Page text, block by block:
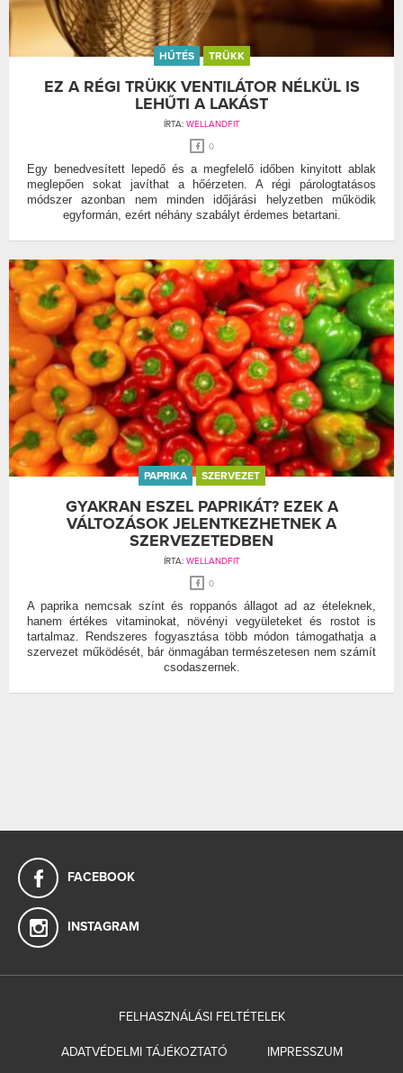
HŰTÉS TRÜKK
EZ A RÉGI TRÜKK VENTILÁTOR NÉLKÜL IS
LEHŰTI A LAKÁST
ÍRTA: WELLANDFIT
0
Egy benedvesített lepedő és a megfelelő időben kinyitott ablak
meglepően sokat javíthat a hőérzeten. A régi párologtatásos
módszer azonban nem minden időjárási helyzetben működik
egyformán, ezért néhány szabályt érdemes betartani.
PAPRIKA SZERVEZET
GYAKRAN ESZEL PAPRIKÁT? EZEK A
VÁLTOZÁSOK JELENTKEZHETNEK A
SZERVEZETEDBEN
ÍRTA: WELLANDFIT
0
A paprika nemcsak színt és roppanós állagot ad az ételeknek,
hanem értékes vitaminokat, növényi vegyületeket és rostot is
tartalmaz. Rendszeres fogyasztása több módon támogathatja a
szervezet működését, bár önmagában természetesen nem számít
csodaszernek.
FACEBOOK
INSTAGRAM
FELHASZNÁLÁSI FELTÉTELEK
ADATVÉDELMI TÁJÉKOZTATÓ IMPRESSZUM